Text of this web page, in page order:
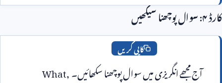
انگریزی میں سوال پوچھنا سکھائیں۔ What,
کاپی کریں